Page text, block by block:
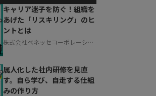
サービスについて
問いただけます！
し込み可能
する 無料
キャリア迷子を防ぐ！組織を
あげた「リスキリング」のヒ
ントとは
株式会社ベネッセコーポレーショ
属人化した社内研修を見直
す。自ら学び、自走する仕組
みの作り方